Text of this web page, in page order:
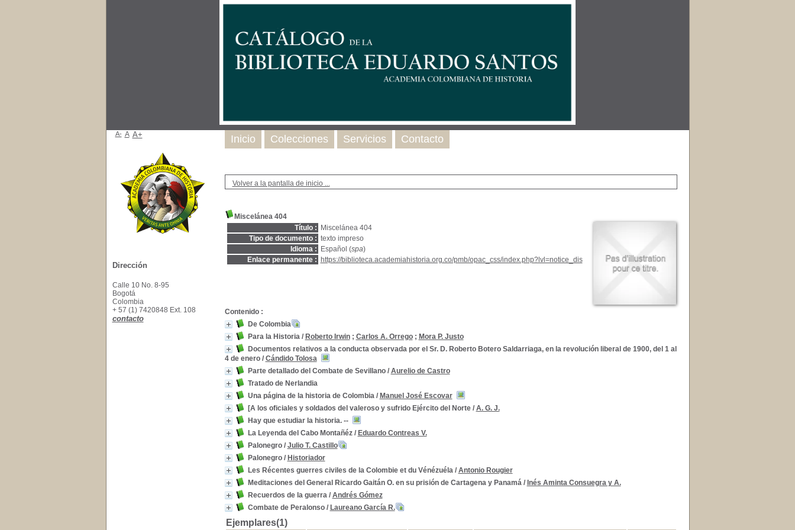
Volver a la pantalla de inicio ...
Miscelánea 404
Título :
Miscelánea 404
Tipo de documento : texto impreso
Idioma :
Español (spa)
Enlace permanente :
https://biblioteca.academiahistoria.org.co/pmb/opac_css/index.php?lvl=notice_dis
Contenido :
De Colombia
Para la Historia/ Roberto Irwin; Carlos A. Orrego; Mora P. Justo
Documentos relativos a la conducta observada por el Sr. D. Roberto Botero Saldarriaga, en la revolución liberal de 1900, del 1 al
4 de enero/ Cándido Tolosa
Parte detallado del Combate de Sevillano/ Aurelio de Castro
Tratado de Nerlandia
Una página de la historia de Colombia/ Manuel José Escovar
[A los oficiales y soldados del valeroso y sufrido Ejército del Norte/ A. G. J.
Hay que estudiar la historia. --
La Leyenda del Cabo Montañéz / Eduardo Contreas V.
Palonegro/ Julio T. Castillo
Palonegro/ Historiador
Les Récentes guerres civiles de la Colombie et du Vénézuéla/ Antonio Rougier
Meditaciones del General Ricardo Gaitán O. en su prisión de Cartagena y Panamá/ Inés Aminta Consuegra y A.
Recuerdos de la guerra / Andrés Gómez
Combate de Peralonso/ Laureano García R.
Ejemplares(1)
Inicio Colecciones Servicios Contacto
A- A A+
Dirección
Calle 10 No. 8-95
Bogotá
Colombia
+ 57 (1) 7420848 Ext. 108
contacto